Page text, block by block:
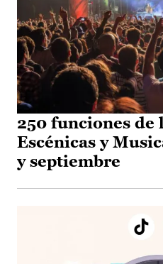
250 funciones de
Escénicas y
y septiembre